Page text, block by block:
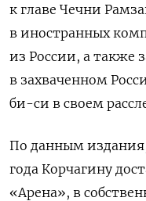
к главе Чечни
в иностранных
из России, а также
в захваченном
би-си в своем
По данным
года Корчагину
«Арена», в